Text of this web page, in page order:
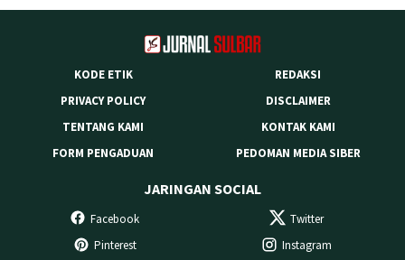
KODE ETIK
REDAKSI
PRIVACY POLICY
DISCLAIMER
TENTANG KAMI
KONTAK KAMI
FORM PENGADUAN
PEDOMAN MEDIA SIBER
JARINGAN SOCIAL
Facebook
Twitter
Pinterest
Instagram